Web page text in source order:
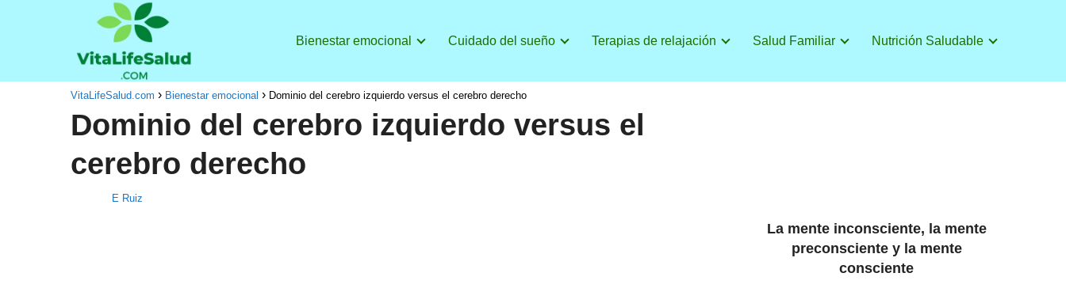
Bienestar emocional Cuidado del sueño Terapias de relajación Salud Familiar Nutrición Saludable
VitaLifeSalud.com Bienestar emocional Dominio del cerebro izquierdo versus el cerebro derecho
Dominio del cerebro izquierdo versus el
cerebro derecho
E Ruiz
La mente inconsciente, la mente
preconsciente y la mente
consciente